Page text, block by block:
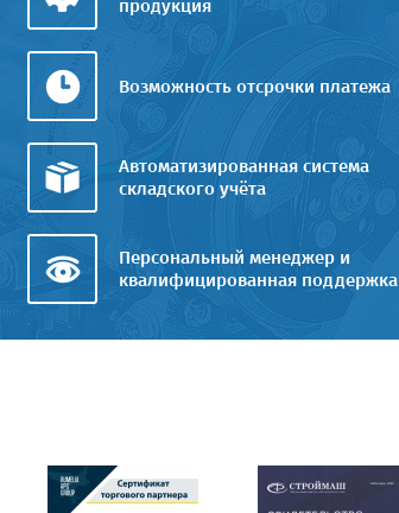
продукция
Возможность отсрочки платежа
Автоматизированная система
складского учёта
Персональный менеджер и
квалифицированная поддержка